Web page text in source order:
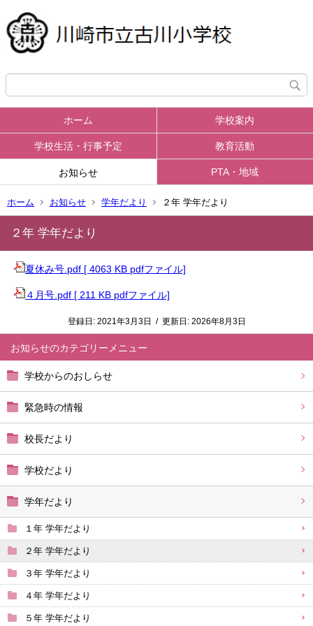
ホーム 学校案内
学校生活・行事予定 教育活動
お知らせ PTA・地域
ホーム お知らせ 学年だより ２年 学年だより
お知らせ
学校からのおしらせ
緊急時の情報
校長だより
学校だより
学年だより
１年 学年だより
２年 学年だより
３年 学年だより
４年 学年だより
５年 学年だより
２年 学年だより
夏休み号.pdf [ 4063 KB pdfファイル]
４月号.pdf [ 211 KB pdfファイル]
登録日: 2021年3月3日 / 更新日: 2026年8月3日